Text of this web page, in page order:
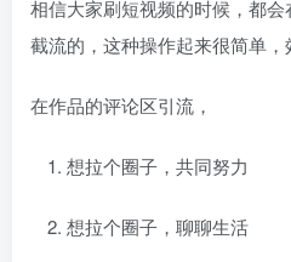
相信大家刷短视频的时候，都
截流的，这种操作起来很简单，
在作品的评论区引流，
想拉个圈子，共同努力
想拉个圈子，聊聊生活